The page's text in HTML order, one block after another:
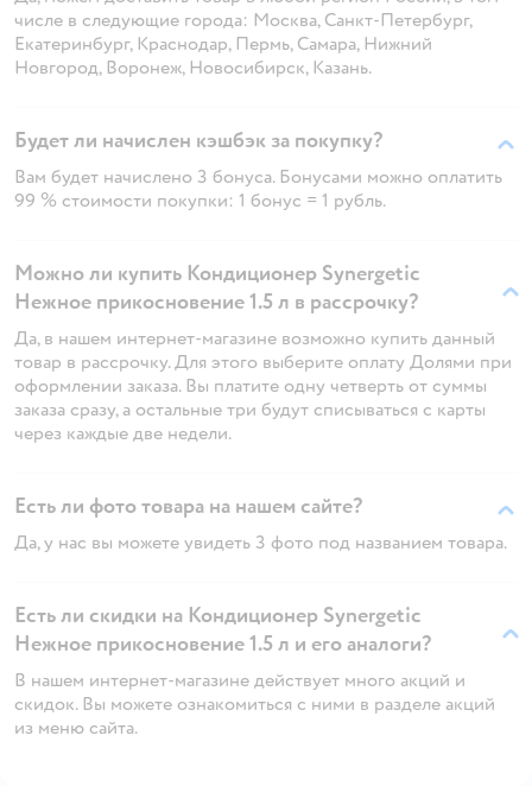
числе в следующие города: Москва, Санкт-Петербург,
Екатеринбург, Краснодар, Пермь, Самара, Нижний
Новгород, Воронеж, Новосибирск, Казань.
Будет ли начислен кэшбэк за покупку?
Вам будет начислено 3 бонуса. Бонусами можно оплатить
99 % стоимости покупки: 1 бонус = 1 рубль.
Можно ли купить Кондиционер Synergetic
Нежное прикосновение 1.5 л в рассрочку?
Да, в нашем интернет-магазине возможно купить данный
товар в рассрочку. Для этого выберите оплату Долями при
оформлении заказа. Вы платите одну четверть от суммы
заказа сразу, а остальные три будут списываться с карты
через каждые две недели.
Есть ли фото товара на нашем сайте?
Да, у нас вы можете увидеть 3 фото под названием товара.
Есть ли скидки на Кондиционер Synergetic
Нежное прикосновение 1.5 л и его аналоги?
В нашем интернет-магазине действует много акций и
скидок. Вы можете ознакомиться с ними в разделе акций
из меню сайта.